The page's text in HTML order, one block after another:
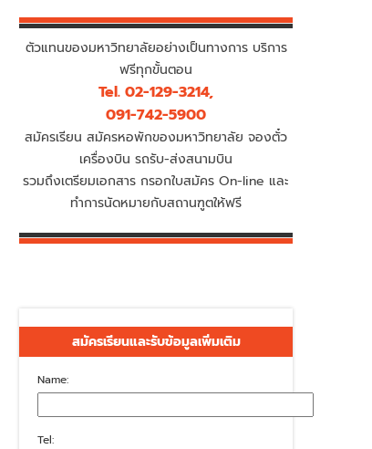
ตัวแทนของมหาวิทยาลัยอย่างเป็นทางการ บริการ
ฟรีทุกขั้นตอน
Tel. 02-129-3214,
091-742-5900
สมัครเรียน สมัครหอพักของมหาวิทยาลัย จองตั๋ว
เครื่องบิน รถรับ-ส่งสนามบิน
รวมถึงเตรียมเอกสาร กรอกใบสมัคร On-line และ
ทำการนัดหมายกับสถานฑูตให้ฟรี
สมัครเรียนและรับข้อมูลเพิ่มเติม
Name:
Tel: